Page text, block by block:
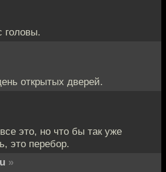
головы.
открытых дверей.
это, но что бы так уже
это перебор.
»